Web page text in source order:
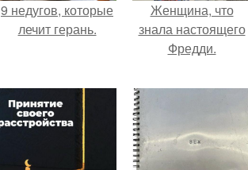
9 недугов, которые
лечит герань.
Женщина, что
знала настоящего
Фредди.